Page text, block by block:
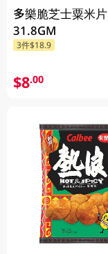
多樂脆芝士粟米片
31.8GM
3件$18.9
$8.00